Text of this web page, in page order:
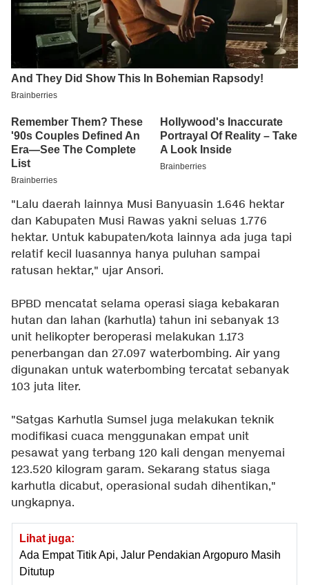
"Lalu daerah lainnya Musi Banyuasin 1.646 hektar
dan Kabupaten Musi Rawas yakni seluas 1.776
hektar. Untuk kabupaten/kota lainnya ada juga tapi
relatif kecil luasannya hanya puluhan sampai
ratusan hektar," ujar Ansori.
BPBD mencatat selama operasi siaga kebakaran
hutan dan lahan (karhutla) tahun ini sebanyak 13
unit helikopter beroperasi melakukan 1.173
penerbangan dan 27.097 waterbombing. Air yang
digunakan untuk waterbombing tercatat sebanyak
103 juta liter.
"Satgas Karhutla Sumsel juga melakukan teknik
modifikasi cuaca menggunakan empat unit
pesawat yang terbang 120 kali dengan menyemai
123.520 kilogram garam. Sekarang status siaga
karhutla dicabut, operasional sudah dihentikan,"
ungkapnya.
Lihat juga:
Ada Empat Titik Api, Jalur Pendakian Argopuro Masih
Ditutup